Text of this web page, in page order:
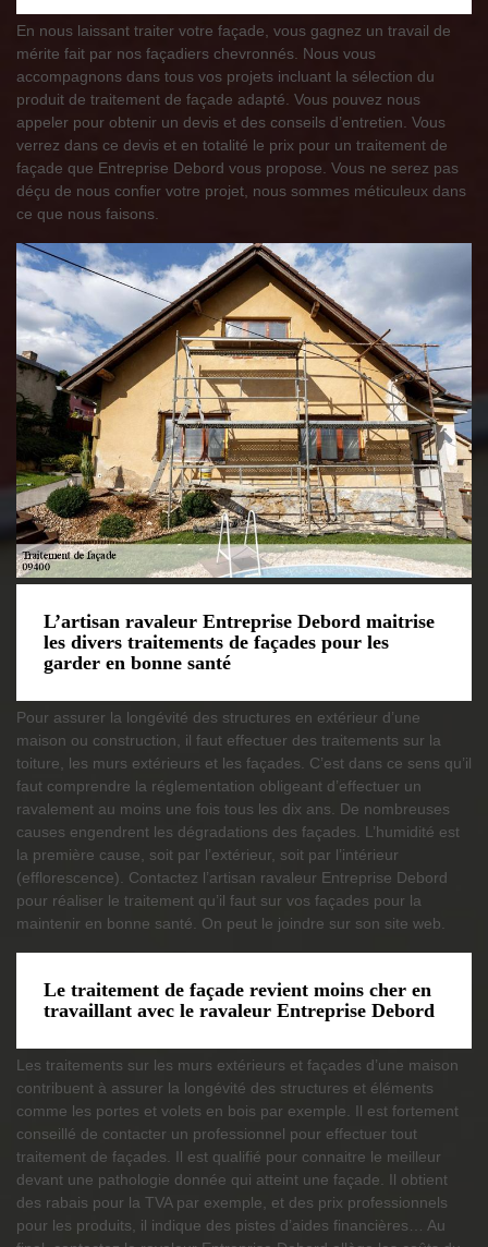
En nous laissant traiter votre façade, vous gagnez un travail de
mérite fait par nos façadiers chevronnés. Nous vous
accompagnons dans tous vos projets incluant la sélection du
produit de traitement de façade adapté. Vous pouvez nous
appeler pour obtenir un devis et des conseils d’entretien. Vous
verrez dans ce devis et en totalité le prix pour un traitement de
façade que Entreprise Debord vous propose. Vous ne serez pas
déçu de nous confier votre projet, nous sommes méticuleux dans
ce que nous faisons.
L’artisan ravaleur Entreprise Debord maitrise
les divers traitements de façades pour les
garder en bonne santé
Pour assurer la longévité des structures en extérieur d’une
maison ou construction, il faut effectuer des traitements sur la
toiture, les murs extérieurs et les façades. C’est dans ce sens qu’il
faut comprendre la réglementation obligeant d’effectuer un
ravalement au moins une fois tous les dix ans. De nombreuses
causes engendrent les dégradations des façades. L’humidité est
la première cause, soit par l’extérieur, soit par l’intérieur
(efflorescence). Contactez l’artisan ravaleur Entreprise Debord
pour réaliser le traitement qu’il faut sur vos façades pour la
maintenir en bonne santé. On peut le joindre sur son site web.
Le traitement de façade revient moins cher en
travaillant avec le ravaleur Entreprise Debord
Les traitements sur les murs extérieurs et façades d’une maison
contribuent à assurer la longévité des structures et éléments
comme les portes et volets en bois par exemple. Il est fortement
conseillé de contacter un professionnel pour effectuer tout
traitement de façades. Il est qualifié pour connaitre le meilleur
devant une pathologie donnée qui atteint une façade. Il obtient
des rabais pour la TVA par exemple, et des prix professionnels
pour les produits, il indique des pistes d’aides financières… Au